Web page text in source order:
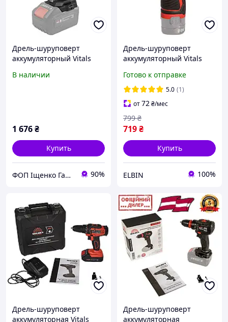
Дрель-шуруповерт
аккумуляторный Vitals
SmartLine+
В наличии
1 676₴
Купить
ФОП Іщенко Ганна Олександрівна 90%
Дрель-шуруповерт
аккумуляторный Vitals
Готово к отправке
5.0 (1)
от72₴/мес
719₴
799 ₴
Купить
ELBIN 100%
Дрель-шуруповерт
аккумуляторная Vitals
Дрель-шуруповерт
аккумуляторная